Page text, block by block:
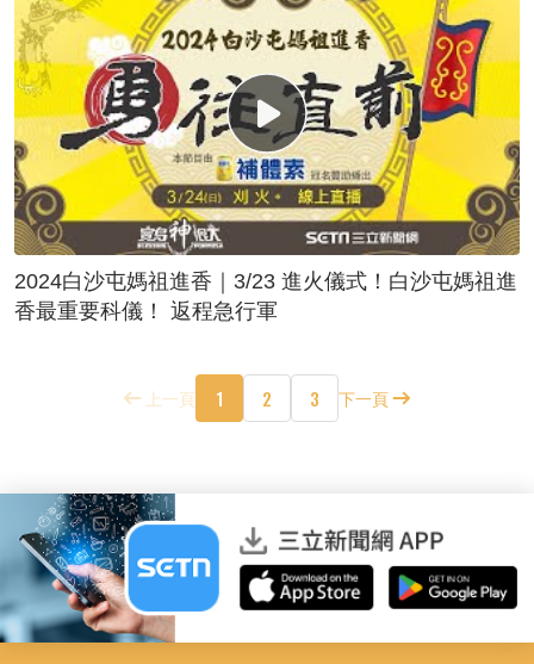
2024白沙屯媽祖進香｜3/23 進火儀式！白沙屯媽祖進
香最重要科儀！ 返程急行軍
上一頁 1 2 3 下一頁